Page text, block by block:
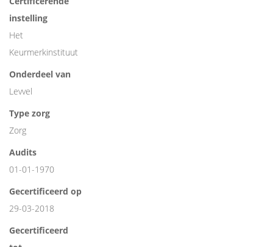
instelling
Het
Keurmerkinstituut
Onderdeel van
Levvel
Type zorg
Zorg
Audits
01-01-1970
Gecertificeerd op
29-03-2018
Gecertificeerd